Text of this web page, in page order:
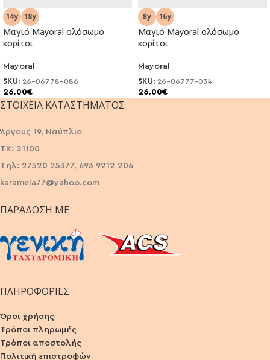
Μαγιό Mayoral ολόσωμο
κορίτσι
Mayoral
SKU: 26-06778-086
26.00€
Μαγιό Mayoral ολόσωμο
κορίτσι
Mayoral
SKU: 26-06777-034
26.00€
ΣΤΟΙΧΕΊΑ ΚΑΤΑΣΤΉΜΑΤΟΣ
Άργους 19, Ναύπλιο
ΤΚ: 21100
Τηλ: 27520 25377, 693 9212 206
karamela77@yahoo.com
ΠΑΡΆΔΟΣΗ ΜΕ
ΠΛΗΡΟΦΟΡΙΕΣ
Όροι χρήσης
Τρόποι πληρωμής
Τρόποι αποστολής
Πολιτική επιστροφών